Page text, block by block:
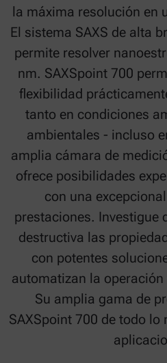
la máxima resolución en
El sistema SAXS de alta
permite resolver
nm. SAXSpoint 700
flexibilidad
tanto en condiciones
ambientales - incluso
amplia cámara de
ofrece posibilidades
con una
prestaciones. Investigue
destructiva las
con potentes
automatizan la
Su amplia gama de
SAXSpoint 700 de todo